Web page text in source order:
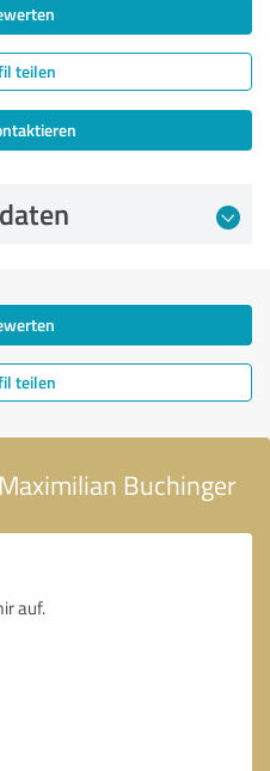
teilen
teilen
Buchinger